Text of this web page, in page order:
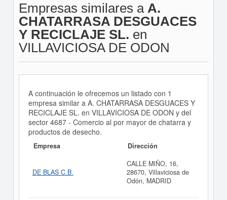
Empresas similares a A.
CHATARRASA DESGUACES
Y RECICLAJE SL. en
VILLAVICIOSA DE ODON
A continuación le ofrecemos un listado con 1
empresa similar a A. CHATARRASA DESGUACES Y
RECICLAJE SL. en VILLAVICIOSA DE ODON y del
sector 4687 - Comercio al por mayor de chatarra y
productos de desecho.
Empresa Dirección
DE BLAS C.B.
CALLE MIÑO, 16,
28670, Villaviciosa de
Odón, MADRID